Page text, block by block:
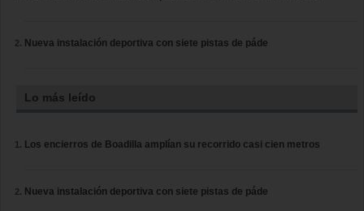
Nueva instalación deportiva con siete pistas de páde
Lo más leído
Los encierros de Boadilla amplían su recorrido casi cien metros
Nueva instalación deportiva con siete pistas de páde